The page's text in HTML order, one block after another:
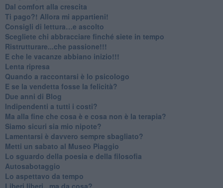
​Dal comfort alla crescita
​Ti pago?! Allora mi appartieni!​
​Consigli di lettura…e ascolto
​Scegliete chi abbracciare finché siete in tempo
​Ristrutturare...che passione!!!
​E che le vacanze abbiano inizio!!!
​Lenta ripresa
​Quando a raccontarsi è lo psicologo
​E se la vendetta fosse la felicità?
​Due anni di Blog
​Indipendenti a tutti i costi?
​Ma alla fine che cosa è e cosa non è la terapia?
​Siamo sicuri sia mio nipote?
​Lamentarsi è davvero sempre sbagliato?
​Metti un sabato al Museo Piaggio
​Lo sguardo della poesia e della filosofia
Autosabotaggio
​Lo aspettavo da tempo
​Liberi liberi...ma da cosa?